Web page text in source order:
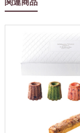
関連商品